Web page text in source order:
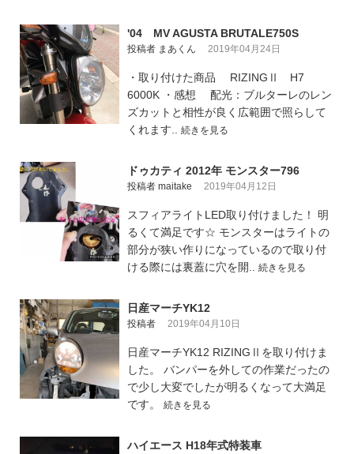
'04 MV AGUSTA BRUTALE750S
投稿者 まあくん 2019年04月24日
・取り付けた商品 RIZINGⅡ H7
6000K ・感想 配光：ブルターレのレン
ズカットと相性が良く広範囲で照らして
くれます.. 続きを見る
ドゥカティ 2012年 モンスター796
投稿者 maitake 2019年04月12日
スフィアライトLED取り付けました！ 明
るくて満足です☆ モンスターはライトの
部分が狭い作りになっているので取り付
ける際には裏蓋に穴を開.. 続きを見る
日産マーチYK12
投稿者 2019年04月10日
日産マーチYK12 RIZINGⅡを取り付けま
した。 バンパーを外しての作業だったの
で少し大変でしたが明るくなって大満足
です。 続きを見る
ハイエース H18年式特装車